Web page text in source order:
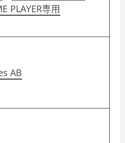
PLAYER専用
AB